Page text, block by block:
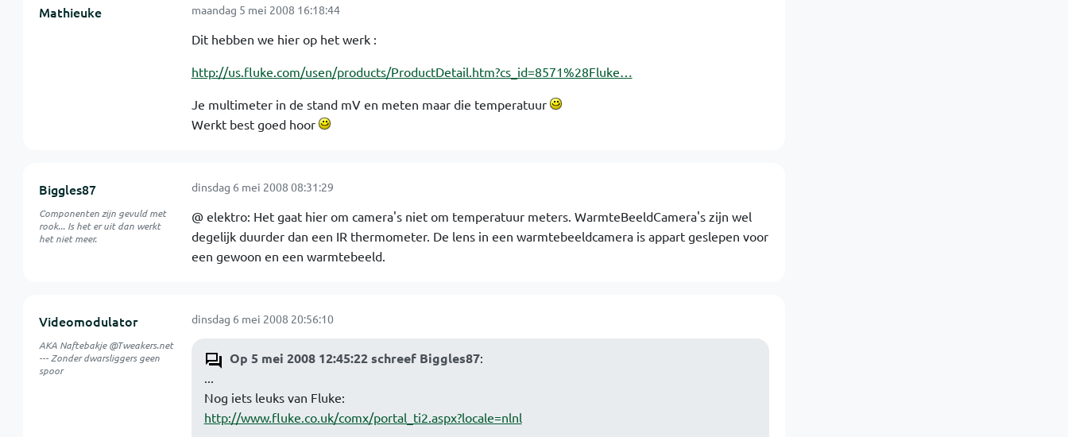
Mathieuke maandag 5 mei 2008 16:18:44
Dit hebben we hier op het werk :
http://us.fluke.com/usen/products/ProductDetail.htm?cs_id=8571%28Fluke…
Je multimeter in de stand mV en meten maar die temperatuur
Werkt best goed hoor
Biggles87
Componenten zijn gevuld met
rook... Is het er uit dan werkt
het niet meer.
dinsdag 6 mei 2008 08:31:29
@ elektro: Het gaat hier om camera's niet om temperatuur meters. WarmteBeeldCamera's zijn wel
degelijk duurder dan een IR thermometer. De lens in een warmtebeeldcamera is appart geslepen voor
een gewoon en een warmtebeeld.
Videomodulator
AKA Naftebakje @Tweakers.net
--- Zonder dwarsliggers geen
spoor
dinsdag 6 mei 2008 20:56:10
Op 5 mei 2008 12:45:22 schreef Biggles87:
...
Nog iets leuks van Fluke:
http://www.fluke.co.uk/comx/portal_ti2.aspx?locale=nlnl